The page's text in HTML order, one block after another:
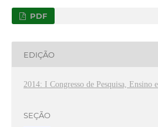
PDF
EDIÇÃO
2014: I Congresso de Pesquisa, Ensino
SEÇÃO